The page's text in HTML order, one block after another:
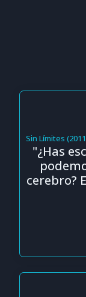
Sin Límites
"¿Has
cerebro?